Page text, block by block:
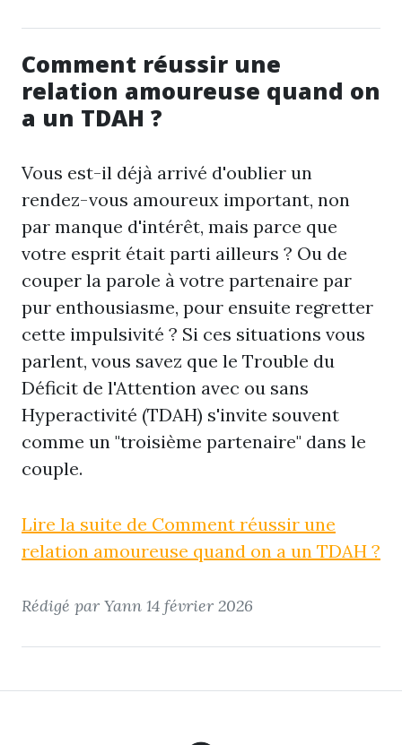
Comment réussir une
relation amoureuse quand on
a un TDAH ?
Vous est-il déjà arrivé d'oublier un
rendez-vous amoureux important, non
par manque d'intérêt, mais parce que
votre esprit était parti ailleurs ? Ou de
couper la parole à votre partenaire par
pur enthousiasme, pour ensuite regretter
cette impulsivité ? Si ces situations vous
parlent, vous savez que le Trouble du
Déficit de l'Attention avec ou sans
Hyperactivité (TDAH) s'invite souvent
comme un "troisième partenaire" dans le
couple.
Lire la suite de Comment réussir une
relation amoureuse quand on a un TDAH ?
Rédigé par Yann 14 février 2026